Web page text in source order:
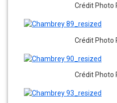
Crédit Photo
Crédit Photo
Crédit Photo